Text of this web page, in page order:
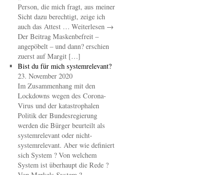
Person, die mich fragt, aus meiner
Sicht dazu berechtigt, zeige ich
auch das Attest … Weiterlesen →
Der Beitrag Maskenbefreit –
angepöbelt – und dann? erschien
zuerst auf Margit […]
Bist du für mich systemrelevant?
23. November 2020
Im Zusammenhang mit den
Lockdowns wegen des Corona-
Virus und der katastrophalen
Politik der Bundesregierung
werden die Bürger beurteilt als
systemrelevant oder nicht-
systemrelevant. Aber wie definiert
sich System ? Von welchem
System ist überhaupt die Rede ?